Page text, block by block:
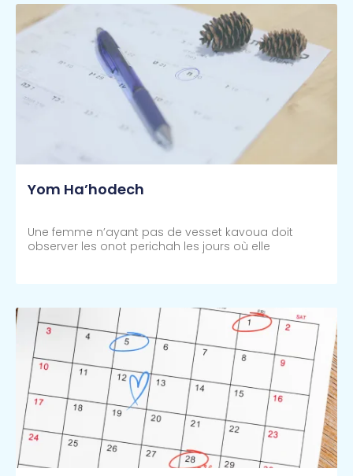
Yom Ha’hodech
Une femme n’ayant pas de vesset kavoua doit
observer les onot perichah les jours où elle